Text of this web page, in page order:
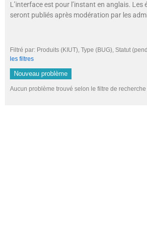
L’interface est pour l’instant en anglais. Les
seront publiés après modération par les
Filtré par: Produits (KIUT), Type (BUG), Statut
les filtres
Nouveau problème
Aucun problème trouvé selon le filtre de